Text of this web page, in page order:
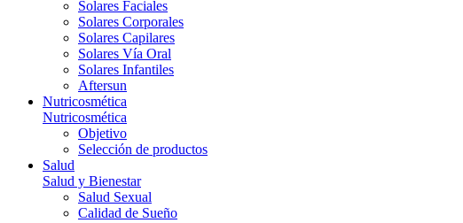
Solares Faciales
Solares Corporales
Solares Capilares
Solares Vía Oral
Solares Infantiles
Aftersun
Nutricosmética
Nutricosmética
Objetivo
Selección de productos
Salud
Salud y Bienestar
Salud Sexual
Calidad de Sueño